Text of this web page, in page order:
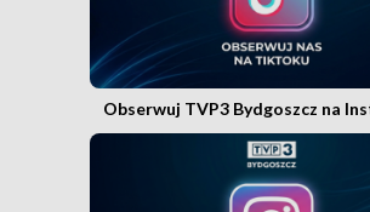
Obserwuj TVP3 Bydgoszcz na